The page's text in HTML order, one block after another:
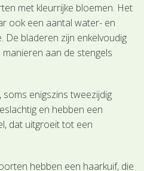
met kleurrijke bloemen. Het
ook een aantal water- en
bladeren zijn enkelvoudig
aan de stengels
enigszins tweezijdig
en hebben een
dat uitgroeit tot een
hebben een haarkuif, die